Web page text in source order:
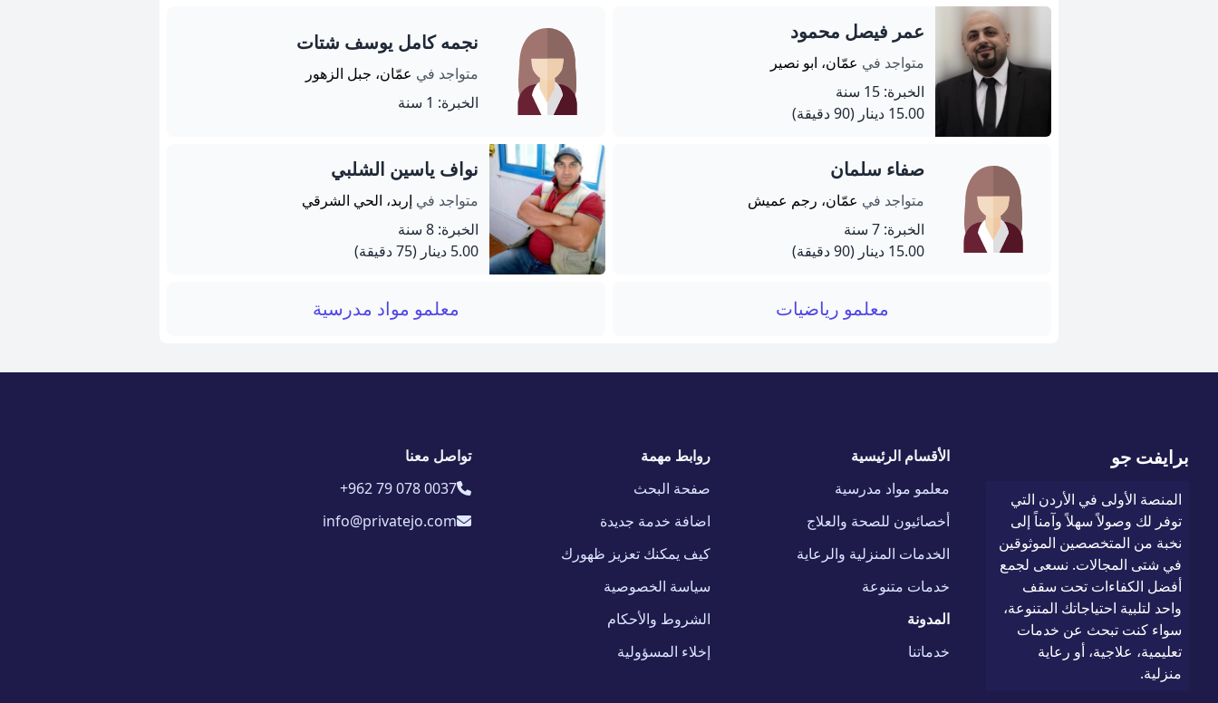
عمر فيصل محمود
متواجد في عمّان، ابو نصير
الخبرة: 15 سنة
15.00 دينار
(90 دقيقة)
نجمه كامل يوسف شتات
متواجد في عمّان، جبل الزهور
الخبرة: 1 سنة
صفاء سلمان
متواجد في عمّان، رجم عميش
الخبرة: 7 سنة
15.00 دينار
(90 دقيقة)
نواف ياسين الشلبي
متواجد في إربد، الحي الشرقي
الخبرة: 8 سنة
5.00 دينار
(75 دقيقة)
معلمو رياضيات معلمو مواد مدرسية
برايفت جو
المنصة الأولى في الأردن التي
توفر لك وصولاً سهلاً وآمناً إلى
نخبة من المتخصصين الموثوقين
في شتى المجالات. نسعى لجمع
أفضل الكفاءات تحت سقف
واحد لتلبية احتياجاتك المتنوعة،
سواء كنت تبحث عن خدمات
تعليمية، علاجية، أو رعاية
منزلية.
الأقسام الرئيسية
معلمو مواد مدرسية
أخصائيون للصحة والعلاج
الخدمات المنزلية والرعاية
خدمات متنوعة
المدونة
خدماتنا
روابط مهمة
صفحة البحث
اضافة خدمة جديدة
كيف يمكنك تعزيز ظهورك
سياسة الخصوصية
الشروط والأحكام
إخلاء المسؤولية
تواصل معنا
+962 79 078 0037
info@privatejo.com